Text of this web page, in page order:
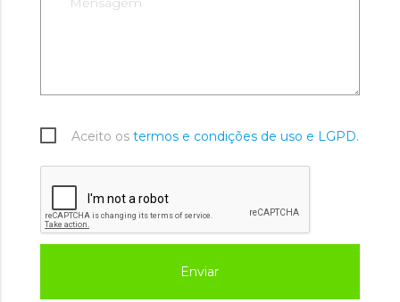
Aceito os termos e condições de uso e LGPD.
Enviar